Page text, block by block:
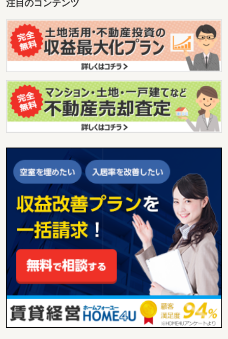
注目のコンテンツ